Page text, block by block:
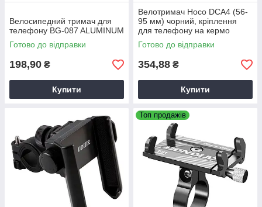
Велосипедний тримач для
телефону BG-087 ALUMINUM
Готово до відправки
198,90 ₴
Купити
Велотримач Hoco DCA4 (56-
95 мм) чорний, кріплення
для телефону на кермо
Готово до відправки
354,88 ₴
Купити
Топ продажів